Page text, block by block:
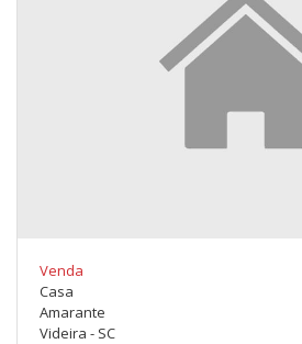
Venda
Casa
Amarante
Videira - SC